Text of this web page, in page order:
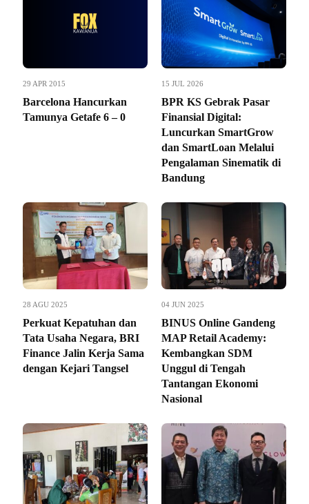
29 APR 2015
Barcelona Hancurkan
Tamunya Getafe 6 – 0
15 JUL 2026
BPR KS Gebrak Pasar
Finansial Digital:
Luncurkan SmartGrow
dan SmartLoan Melalui
Pengalaman Sinematik di
Bandung
28 AGU 2025
Perkuat Kepatuhan dan
Tata Usaha Negara, BRI
Finance Jalin Kerja Sama
dengan Kejari Tangsel
04 JUN 2025
BINUS Online Gandeng
MAP Retail Academy:
Kembangkan SDM
Unggul di Tengah
Tantangan Ekonomi
Nasional